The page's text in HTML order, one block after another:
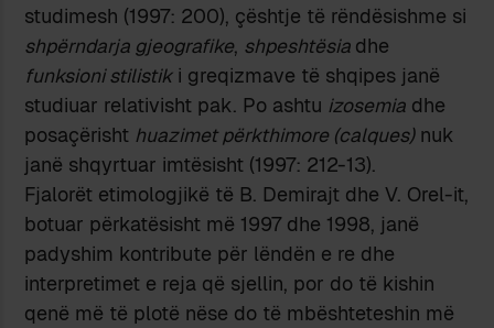
studimesh (1997: 200), çështje të rëndësishme si
shpërndarja gjeografike, shpeshtësia dhe
funksioni stilistiki greqizmave të shqipes janë
studiuar relativisht pak. Po ashtu izosemia dhe
posaçërisht huazimet përkthimore (calques)nuk
janë shqyrtuar imtësisht (1997: 212-13).
Fjalorët etimologjikë të B. Demirajt dhe V. Orel-it,
botuar përkatësisht më 1997 dhe 1998, janë
padyshim kontribute për lëndën e re dhe
interpretimet e reja që sjellin, por do të kishin
qenë më të plotë nëse do të mbështeteshin më